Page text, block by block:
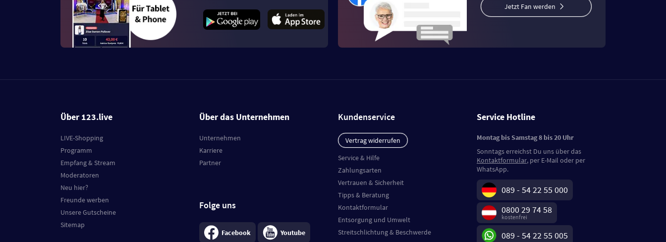
Jetzt Fan werden
Über 123.live
LIVE-Shopping
Programm
Empfang & Stream
Moderatoren
Neu hier?
Freunde werben
Unsere Gutscheine
Sitemap
Über das Unternehmen
Unternehmen
Karriere
Partner
Folge uns
Facebook Youtube
Kundenservice
Vertrag widerrufen
Service & Hilfe
Zahlungsarten
Vertrauen & Sicherheit
Tipps & Beratung
Kontaktformular
Entsorgung und Umwelt
Streitschlichtung & Beschwerde
Service Hotline
Montag bis Samstag 8 bis 20 Uhr
Sonntags erreichst Du uns über das
Kontaktformular, per E-Mail oder per
WhatsApp.
089 - 54 22 55 000
0800 29 74 58
kostenfrei
089 - 54 22 55 005